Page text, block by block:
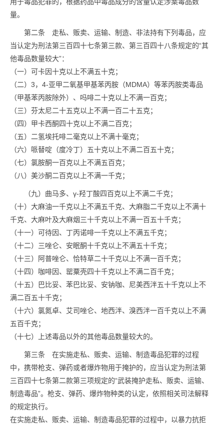
量。
第二条 走私、贩卖、运输、制造、非法持有下列毒品，应
当认定为刑法第三百四十七条第三款、第三百四十八条规定的“其
他毒品数量较大”：
（一）可卡因十克以上不满五十克；
（二）3，4-亚甲二氧基甲基苯丙胺（MDMA）等苯丙胺类毒品
（甲基苯丙胺除外）、吗啡二十克以上不满一百克；
（三）芬太尼二十五克以上不满一百二十五克；
（四）甲卡西酮四十克以上不满二百克；
（五）二氢埃托啡二毫克以上不满十毫克；
（六）哌替啶（度冷丁）五十克以上不满二百五十克；
（七）氯胺酮一百克以上不满五百克；
（八）美沙酮二百克以上不满一千克；
（九）曲马多、γ-羟丁酸四百克以上不满二千克；
（十）大麻油一千克以上不满五千克、大麻脂二千克以上不满十
千克、大麻叶及大麻烟三十千克以上不满一百五十千克；
（十一）可待因、丁丙诺啡一千克以上不满五千克；
（十二）三唑仑、安眠酮十千克以上不满五十千克；
（十三）阿普唑仑、恰特草二十千克以上不满一百千克；
（十四）咖啡因、罂粟壳四十千克以上不满二百千克；
（十五）巴比妥、苯巴比妥、安钠咖、尼美西泮五十千克以上不
满二百五十千克；
（十六）氯氮卓、艾司唑仑、地西泮、溴西泮一百千克以上不满
五百千克；
（十七）上述毒品以外的其他毒品数量较大的。
第三条 在实施走私、贩卖、运输、制造毒品犯罪的过程
中，携带枪支、弹药或者爆炸物用于掩护的，应当认定为刑法第
三百四十七条第二款第三项规定的“武装掩护走私、贩卖、运输、
制造毒品”。枪支、弹药、爆炸物种类的认定，依照相关司法解释
的规定执行。
在实施走私、贩卖、运输、制造毒品犯罪的过程中，以暴力抗拒